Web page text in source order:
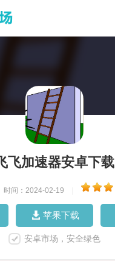
飞飞加速器安卓下载
时间：2024-02-19
苹果下载
安卓市场，安全绿色